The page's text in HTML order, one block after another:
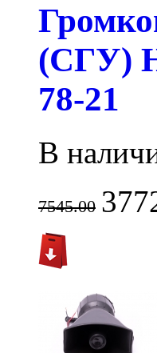
(СГУ)
78-21
В
7545.00